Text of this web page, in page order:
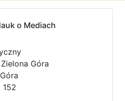
o Mediach
Góra
152